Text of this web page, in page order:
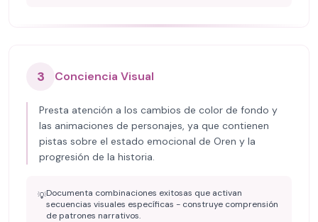
3 Conciencia Visual
Presta atención a los cambios de color de fondo y
las animaciones de personajes, ya que contienen
pistas sobre el estado emocional de Oren y la
progresión de la historia.
💡Documenta combinaciones exitosas que activan
secuencias visuales específicas - construye comprensión
de patrones narrativos.